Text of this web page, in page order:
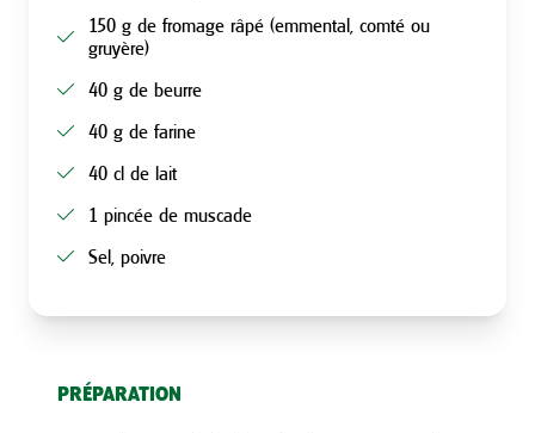
150 g de fromage râpé (emmental, comté ou
gruyère)
40 g de beurre
40 g de farine
40 cl de lait
1 pincée de muscade
Sel, poivre
PRÉPARATION